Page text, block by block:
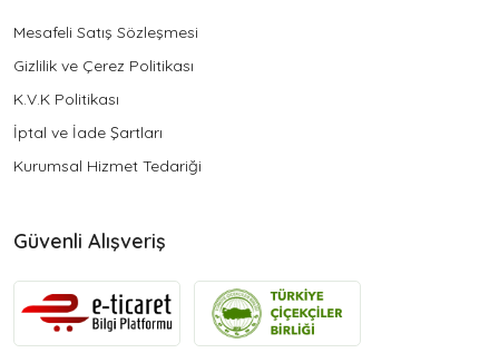
Mesafeli Satış Sözleşmesi
Gizlilik ve Çerez Politikası
K.V.K Politikası
İptal ve İade Şartları
Kurumsal Hizmet Tedariği
Güvenli Alışveriş